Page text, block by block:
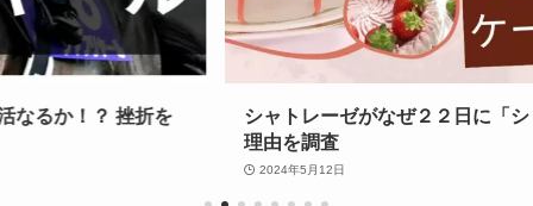
シャトレーゼがなぜ２２日に「ショートケーキの日」│